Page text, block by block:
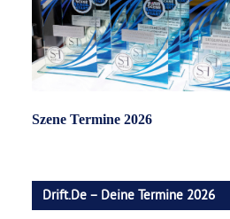
Szene Termine 2026
Drift.de – Deine Termine 2026